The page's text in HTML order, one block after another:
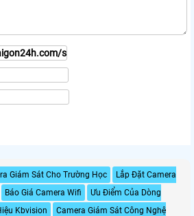
Giám Sát Cho Trường Học
Lắp Đặt Camera
Báo Giá Camera Wifi
Ưu Điểm Của Dòng
Kbvision
Camera Giám Sát Công Nghệ